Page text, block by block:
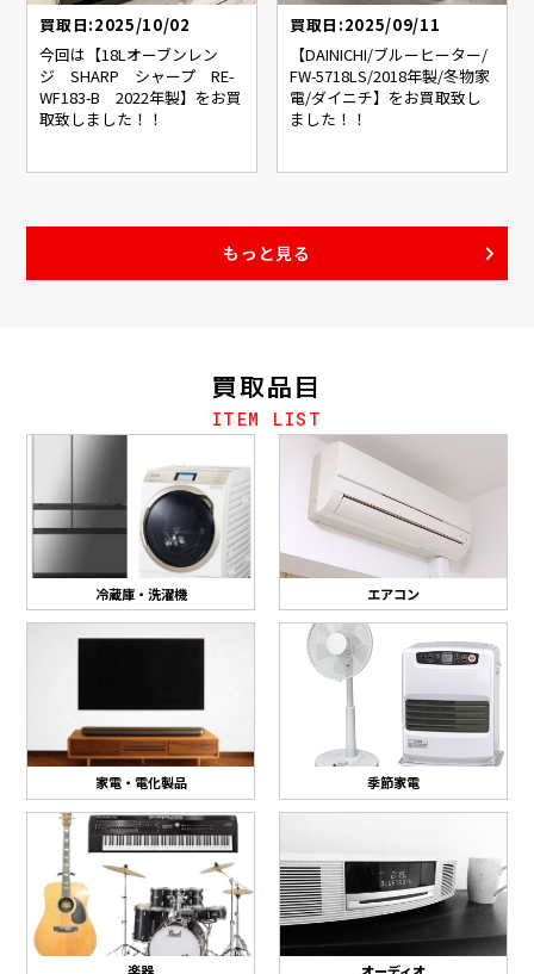
買取日:2025/10/02
今回は【18Lオーブンレン
ジ SHARP シャープ RE-
WF183-B 2022年製】をお買
取致しました！！
買取日:2025/09/11
【DAINICHI/ブルーヒーター/
FW-5718LS/2018年製/冬物家
電/ダイニチ】をお買取致し
ました！！
もっと見る
買取品目
ITEM LIST
冷蔵庫・洗濯機 エアコン
家電・電化製品 季節家電